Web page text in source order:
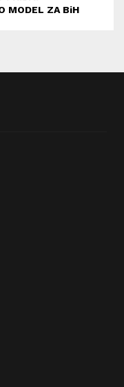
MODEL ZA BiH